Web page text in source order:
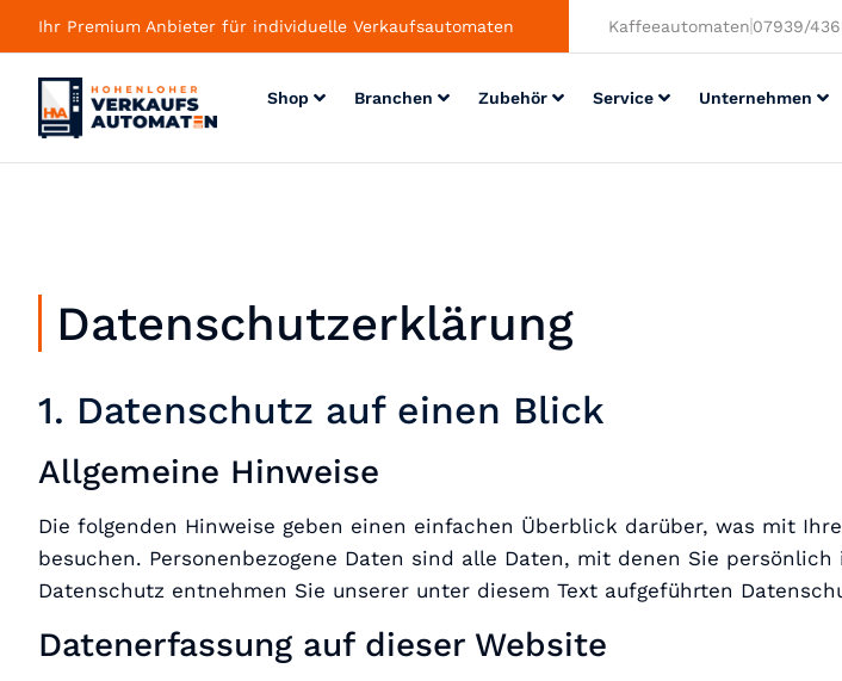
Ihr Premium Anbieter für individuelle Verkaufsautomaten Kaffeeautomaten 07939/
Shop Branchen Zubehör Service Unternehmen
Datenschutzerklärung
1. Datenschutz auf einen Blick
Allgemeine Hinweise
Die folgenden Hinweise geben einen einfachen Überblick darüber, was mit
besuchen. Personenbezogene Daten sind alle Daten, mit denen Sie
Datenschutz entnehmen Sie unserer unter diesem Text aufgeführten
Datenerfassung auf dieser Website